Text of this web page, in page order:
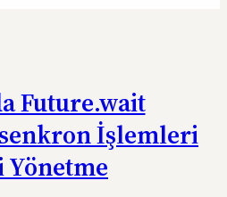
Future.wait
İşlemleri